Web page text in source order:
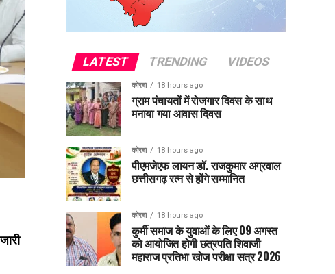
LATEST TRENDING VIDEOS
कोरबा 18 hours ago
ग्राम पंचायतों में रोजगार दिवस के साथ
मनाया गया आवास दिवस
कोरबा 18 hours ago
पीएमजेएफ लायन डॉ. राजकुमार अग्रवाल
छत्तीसगढ़ रत्न से होंगे सम्मानित
कोरबा 18 hours ago
कुर्मी समाज के युवाओं के लिए 09 अगस्त
को आयोजित होगी छत्रपति शिवाजी
महाराज प्रतिभा खोज परीक्षा सत्र 2026